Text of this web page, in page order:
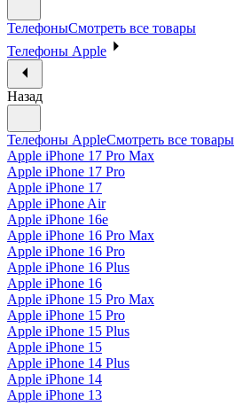
ТелефоныСмотреть все товары
Телефоны Apple
Назад
Телефоны AppleСмотреть все товары
Apple iPhone 17 Pro Max
Apple iPhone 17 Pro
Apple iPhone 17
Apple iPhone Air
Apple iPhone 16e
Apple iPhone 16 Pro Max
Apple iPhone 16 Pro
Apple iPhone 16 Plus
Apple iPhone 16
Apple iPhone 15 Pro Max
Apple iPhone 15 Pro
Apple iPhone 15 Plus
Apple iPhone 15
Apple iPhone 14 Plus
Apple iPhone 14
Apple iPhone 13